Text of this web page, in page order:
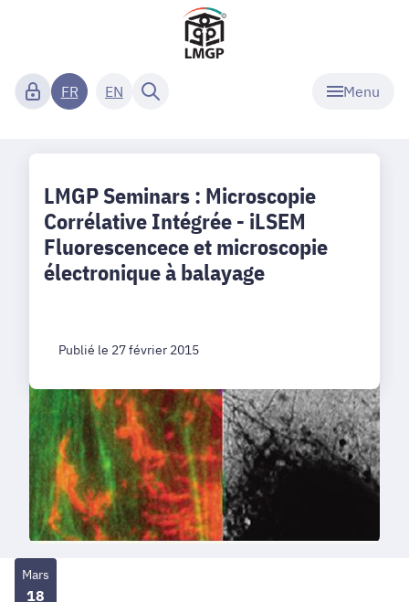
Menu
FR EN
LMGP Seminars : Microscopie
Corrélative Intégrée - iLSEM
Fluorescencece et microscopie
électronique à balayage
Publié le 27 février 2015
Mars
18